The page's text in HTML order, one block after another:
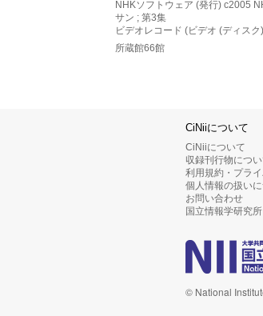
NHKソフトウェア (発行) c2005
サン ; 第3集
ビデオレコード (ビデオ (ディスク
所蔵館66館
CiNiiについて
CiNiiについて
収録刊行物につ
利用規約・プラ
個人情報の扱い
お問い合わせ
国立情報学研究
© National